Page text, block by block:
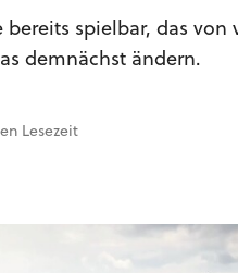
spielbar, das
demnächst ändern.
Lesezeit